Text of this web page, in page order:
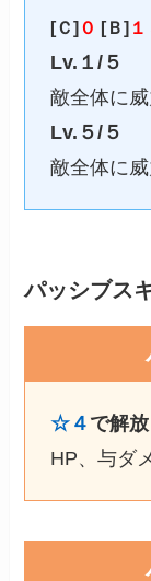
[Ｃ] ０ [Ｂ] １
Lv.１/５
敵全体に威
Lv.５/５
敵全体に威
パッシブス
☆４ で解放
HP、与ダ